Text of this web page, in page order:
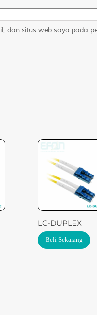
dan situs web saya pada
LC-DUPLEX
Beli Sekarang